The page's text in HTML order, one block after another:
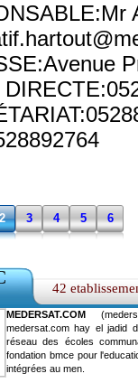
3 4 5 6
42
MEDERSAT.COM
medersat.com hay el jadid
réseau des écoles
fondation bmce pour
intégrées au men.